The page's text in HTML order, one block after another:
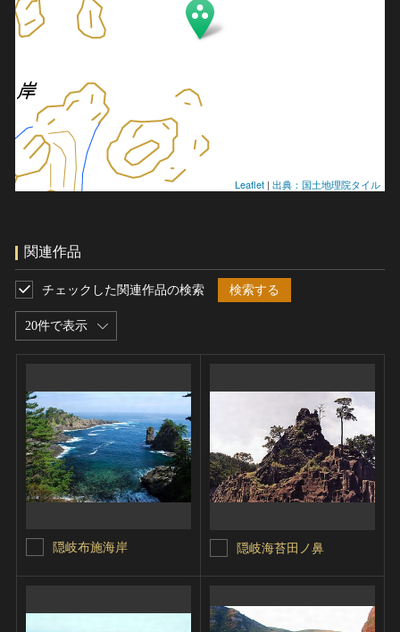
Leaflet | 出典：国土地理院タイル
関連作品
20件で表示
チェックした関連作品の検索 検索する
隠岐布施海岸 隠岐海苔田ノ鼻